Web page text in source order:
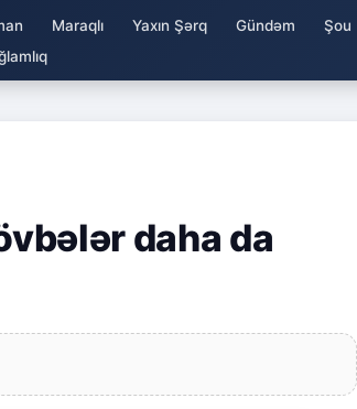
Maraqlı Yaxın Şərq Gündəm Şou
daha da